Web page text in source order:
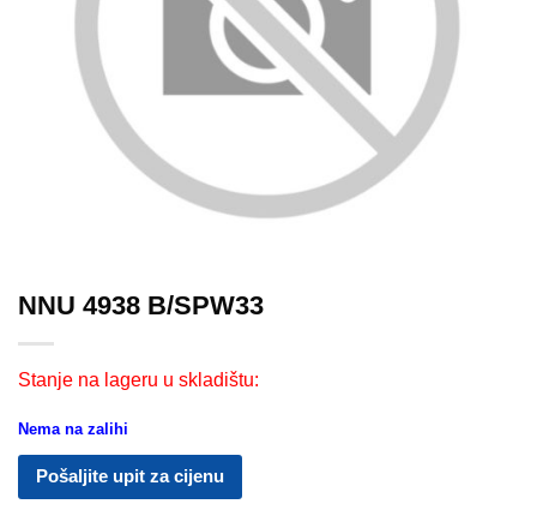
NNU 4938 B/SPW33
Stanje na lageru u skladištu:
Nema na zalihi
Pošaljite upit za cijenu